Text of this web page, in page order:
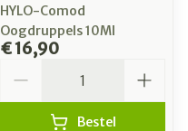
HYLO-Comod
Oogdruppels 10Ml
€ 16,90
Bestel